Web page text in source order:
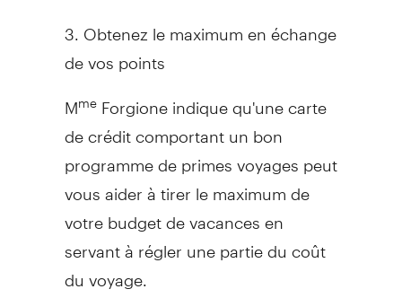
3. Obtenez le maximum en échange
de vos points
MmeForgione indique qu'une carte
de crédit comportant un bon
programme de primes voyages peut
vous aider à tirer le maximum de
votre budget de vacances en
servant à régler une partie du coût
du voyage.